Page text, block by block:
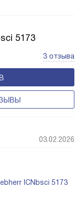
5173
3 отзыва
03.02.2026
ICNbsci 5173